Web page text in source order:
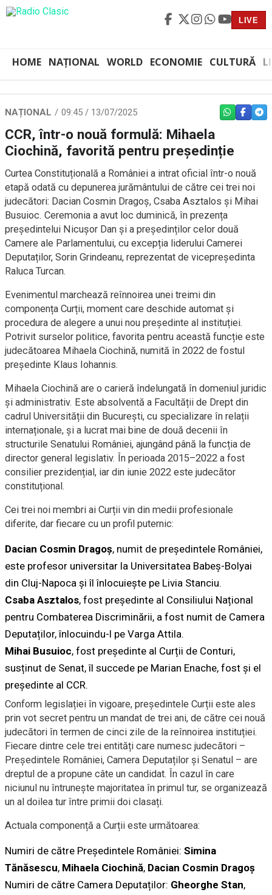
LIVE
HOME NAȚIONAL WORLD ECONOMIE CULTURĂ
NAȚIONAL 09:45 / 13/07/2025 WHATSAPP
CCR, într-o nouă formulă: Mihaela
Ciochină, favorită pentru președinție
Curtea Constituțională a României a intrat oficial într-o nouă
etapă odată cu depunerea jurământului de către cei trei noi
judecători: Dacian Cosmin Dragoș, Csaba Asztalos și Mihai
Busuioc. Ceremonia a avut loc duminică, în prezența
președintelui Nicușor Dan și a președinților celor două
Camere ale Parlamentului, cu excepția liderului Camerei
Deputaților, Sorin Grindeanu, reprezentat de vicepreședinta
Raluca Turcan.
Evenimentul marchează reînnoirea unei treimi din
componența Curții, moment care deschide automat și
procedura de alegere a unui nou președinte al instituției.
Potrivit surselor politice, favorita pentru această funcție este
judecătoarea Mihaela Ciochină, numită în 2022 de fostul
președinte Klaus Iohannis.
Mihaela Ciochină are o carieră îndelungată în domeniul juridic
și administrativ. Este absolventă a Facultății de Drept din
cadrul Universității din București, cu specializare în relații
internaționale, și a lucrat mai bine de două decenii în
structurile Senatului României, ajungând până la funcția de
director general legislativ. În perioada 2015–2022 a fost
consilier prezidențial, iar din iunie 2022 este judecător
constituțional.
Cei trei noi membri ai Curții vin din medii profesionale
diferite, dar fiecare cu un profil puternic:
Dacian Cosmin Dragoș, numit de președintele României,
este profesor universitar la Universitatea Babeș-Bolyai
din Cluj-Napoca și îl înlocuiește pe Livia Stanciu.
Csaba Asztalos, fost președinte al Consiliului Național
pentru Combaterea Discriminării, a fost numit de Camera
Deputaților, înlocuindu-l pe Varga Attila.
Mihai Busuioc, fost președinte al Curții de Conturi,
susținut de Senat, îl succede pe Marian Enache, fost și el
președinte al CCR.
Conform legislației în vigoare, președintele Curții este ales
prin vot secret pentru un mandat de trei ani, de către cei nouă
judecători în termen de cinci zile de la reînnoirea instituției.
Fiecare dintre cele trei entități care numesc judecători –
Președintele României, Camera Deputaților și Senatul – are
dreptul de a propune câte un candidat. În cazul în care
niciunul nu întrunește majoritatea în primul tur, se organizează
un al doilea tur între primii doi clasați.
Actuala componență a Curții este următoarea:
Numiri de către Președintele României: Simina
Tănăsescu, Mihaela Ciochină, Dacian Cosmin Dragoș
Numiri de către Camera Deputaților: Gheorghe Stan,